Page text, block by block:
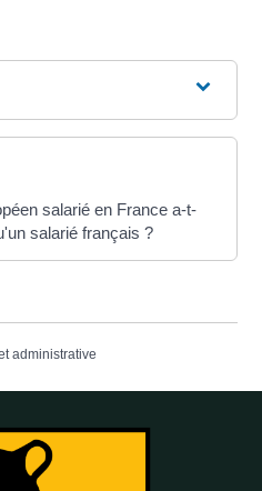
salarié en France a-t-
salarié français ?
administrative